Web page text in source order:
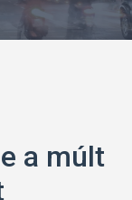
a múlt